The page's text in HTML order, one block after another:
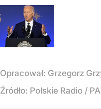
Opracował: Grzegorz
Źródło: Polskie Radio /